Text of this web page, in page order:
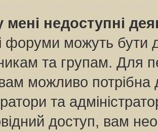
мені недоступні
форуми можуть бути
та групам. Для
вам можливо
та
доступ, вам